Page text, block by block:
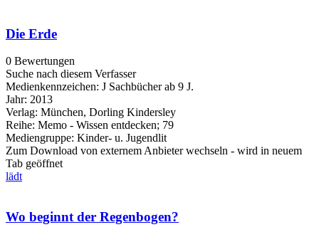
Die Erde
0 Bewertungen
Suche nach diesem Verfasser
Medienkennzeichen: J Sachbücher ab 9 J.
Jahr: 2013
Verlag: München, Dorling Kindersley
Reihe: Memo - Wissen entdecken; 79
Mediengruppe: Kinder- u. Jugendlit
Zum Download von externem Anbieter wechseln - wird in neuem
Tab geöffnet
lädt
Wo beginnt der Regenbogen?